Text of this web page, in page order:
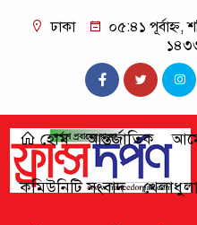
ঢাকা
০৫:৪১ পূর্বাহ্ন,
১৪৩৩
হোম আন্তর্জাতিক
কমিউনিটি সংবাদ